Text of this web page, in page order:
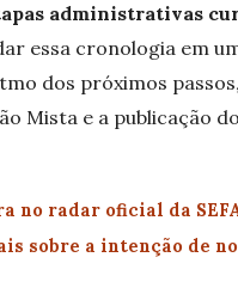
administrativas
essa cronologia em
dos próximos
Mista e a publicação
no radar oficial da
sobre a intenção de